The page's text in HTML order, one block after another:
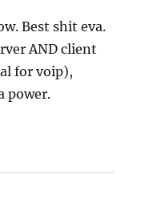
Best shit eva.
AND client
for voip),
power.